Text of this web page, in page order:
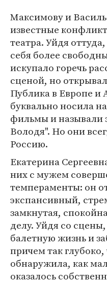
Максимову и
известные
театра. Уйдя
себя более
искупало горечь
сценой, но
Публика в Европе и
буквально носила
фильмы и называли
Володя". Но они
Россию.
Екатерина
них с мужем
темпераменты: он
экспансивный,
замкнутая,
делу. Уйдя со
балетную жизнь и
причем так
обнаружила, как
оказалось